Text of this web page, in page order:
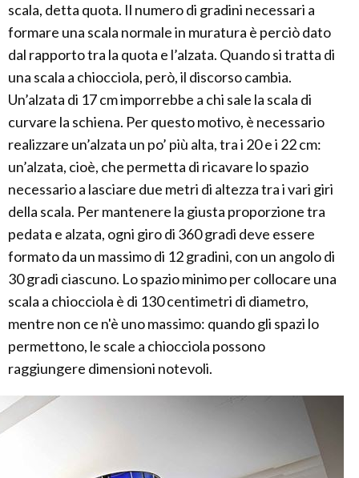
scala, detta quota. Il numero di gradini necessari a
formare una scala normale in muratura è perciò dato
dal rapporto tra la quota e l’alzata. Quando si tratta di
una scala a chiocciola, però, il discorso cambia.
Un’alzata di 17 cm imporrebbe a chi sale la scala di
curvare la schiena. Per questo motivo, è necessario
realizzare un’alzata un po’ più alta, tra i 20 e i 22 cm:
un’alzata, cioè, che permetta di ricavare lo spazio
necessario a lasciare due metri di altezza tra i vari giri
della scala. Per mantenere la giusta proporzione tra
pedata e alzata, ogni giro di 360 gradi deve essere
formato da un massimo di 12 gradini, con un angolo di
30 gradi ciascuno. Lo spazio minimo per collocare una
scala a chiocciola è di 130 centimetri di diametro,
mentre non ce n'è uno massimo: quando gli spazi lo
permettono, le scale a chiocciola possono
raggiungere dimensioni notevoli.